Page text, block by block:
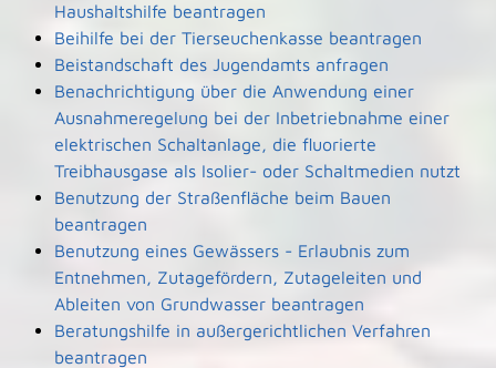
Haushaltshilfe beantragen
Beihilfe bei der Tierseuchenkasse beantragen
Beistandschaft des Jugendamts anfragen
Benachrichtigung über die Anwendung einer
Ausnahmeregelung bei der Inbetriebnahme einer
elektrischen Schaltanlage, die fluorierte
Treibhausgase als Isolier- oder Schaltmedien nutzt
Benutzung der Straßenfläche beim Bauen
beantragen
Benutzung eines Gewässers - Erlaubnis zum
Entnehmen, Zutagefördern, Zutageleiten und
Ableiten von Grundwasser beantragen
Beratungshilfe in außergerichtlichen Verfahren
beantragen